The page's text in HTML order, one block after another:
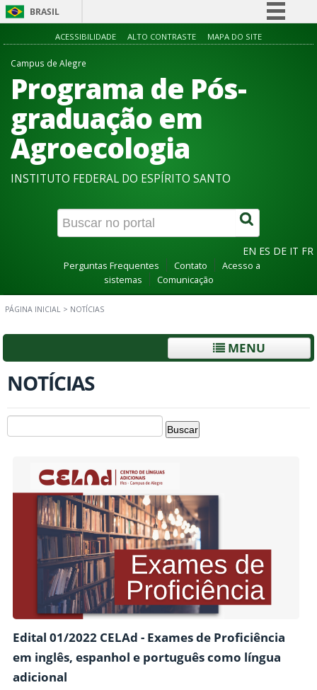
BRASIL
Simplifique!
Participe
Acesso à informação
ACESSIBILIDADE ALTO CONTRASTE MAPA DO SITE
Campus de Alegre
Programa de Pós-
graduação em
Agroecologia
INSTITUTO FEDERAL DO ESPÍRITO SANTO
EN ES DE IT FR
Perguntas Frequentes Contato
Acesso a
sistemas
Comunicação
PÁGINA INICIAL > NOTÍCIAS
MENU
NOTÍCIAS
Edital 01/2022 CELAd - Exames de Proficiência
em inglês, espanhol e português como língua
adicional